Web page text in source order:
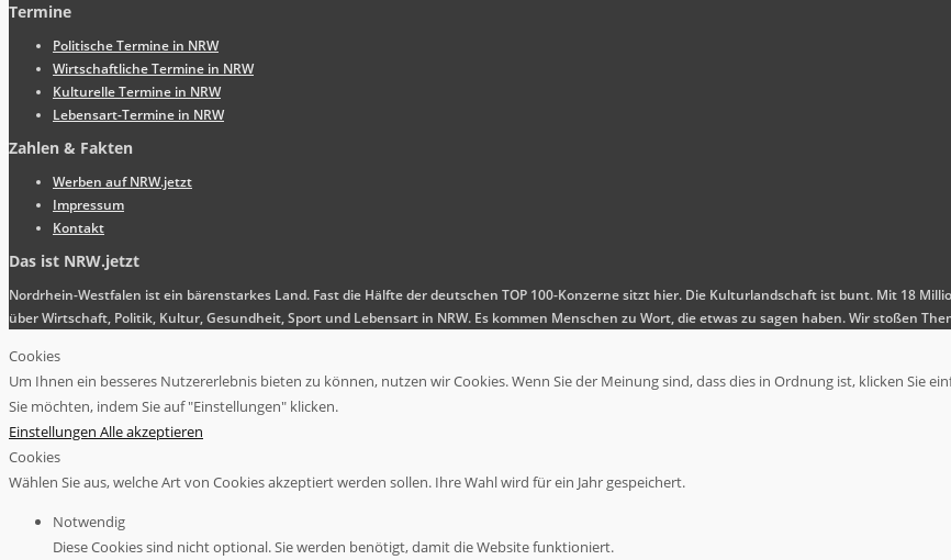
Termine
Politische Termine in NRW
Wirtschaftliche Termine in NRW
Kulturelle Termine in NRW
Lebensart-Termine in NRW
Zahlen & Fakten
Werben auf NRW.jetzt
Impressum
Kontakt
Das ist NRW.jetzt
Nordrhein-Westfalen ist ein bärenstarkes Land. Fast die Hälfte der deutschen TOP 100-Konzerne sitzt hier. Die Kulturlandschaft ist bunt. Mit 18
über Wirtschaft, Politik, Kultur, Gesundheit, Sport und Lebensart in NRW. Es kommen Menschen zu Wort, die etwas zu sagen haben. Wir stoßen
Cookies
Um Ihnen ein besseres Nutzererlebnis bieten zu können, nutzen wir Cookies. Wenn Sie der Meinung sind, dass dies in Ordnung ist, klicken Sie
Sie möchten, indem Sie auf "Einstellungen" klicken.
Einstellungen Alle akzeptieren
Cookies
Wählen Sie aus, welche Art von Cookies akzeptiert werden sollen. Ihre Wahl wird für ein Jahr gespeichert.
Notwendig
Diese Cookies sind nicht optional. Sie werden benötigt, damit die Website funktioniert.